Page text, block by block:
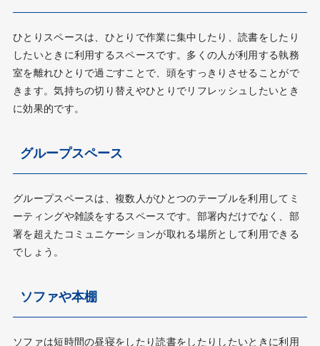
ひとりスペースは、ひとりで作業に集中したり、読書をしたり
したいときに利用するスペースです。多くの人が利用する執務
室を離れひとりで過ごすことで、頭をすっきりさせることがで
きます。気持ちの切り替えやひとりでリフレッシュしたいとき
に効果的です。
グループスペース
グループスペースは、複数人がひとつのテーブルを利用してミ
ーティングや雑談をするスペースです。部署内だけでなく、部
署を超えたコミュニケーションが取れる場所として利用できる
でしょう。
ソファや本棚
ソファは短時間の昼寝をしたり読書をしたりしたいときに利用